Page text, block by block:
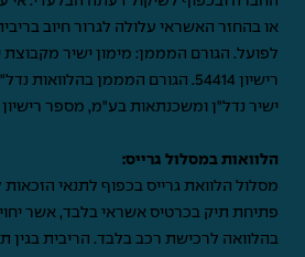
או בהחזר האשראי עלולה לגרור חיוב
רישיון 54414. הגורם המממן
ישיר נדל"ן ומשכנתאות בע"מ, מספר רישיון 63673.
הלוואות במסלול גרייס:
מסלול הלוואת גרייס בכפוף לתנאי
פתיחת תיק בכרטיס אשראי בלבד, אשר
בהלוואה לרכישת רכב בלבד. הריבית בגין